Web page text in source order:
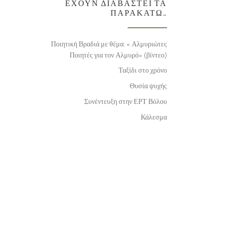
ΈΧΟΥΝ ΔΙΑΒΑΣΤΕΊ ΤΑ
ΠΑΡΑΚΆΤΩ…
Ποιητική Βραδιά με θέμα: « Αλμυριώτες
Ποιητές για τον Αλμυρό» (βίντεο)
Ταξίδι στο χρόνο
Θυσία ψυχής
Συνέντευξη στην ΕΡΤ Βόλου
Κάλεσμα